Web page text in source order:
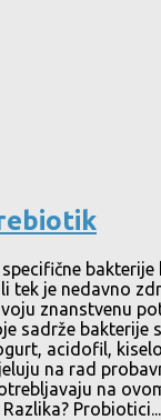
bakterije
tek je nedavno
znanstvenu
sadrže bakterije
acidofil,
na rad
na
Probiotici...